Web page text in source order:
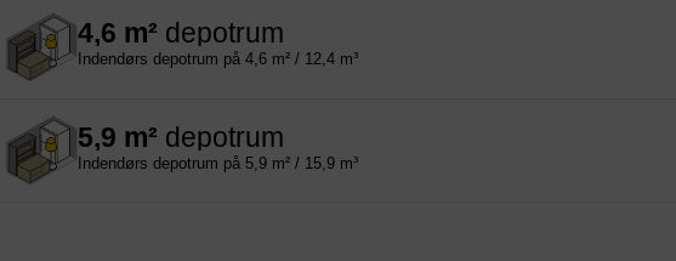
4,6 m² depotrum
Indendørs depotrum på 4,6 m² / 12,4 m³
5,9 m² depotrum
Indendørs depotrum på 5,9 m² / 15,9 m³